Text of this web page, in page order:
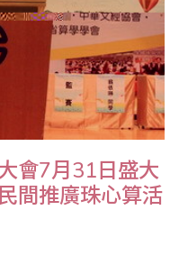
會7月31日盛大
間推廣珠心算活